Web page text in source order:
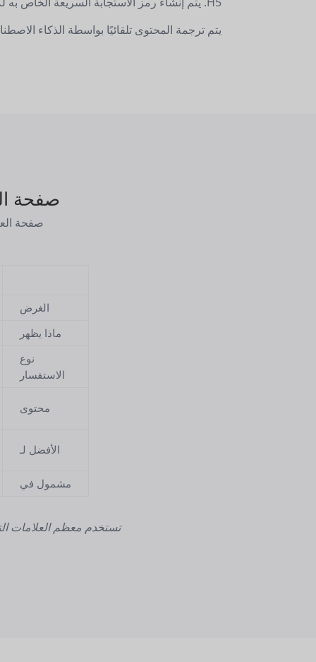
يتم ترجمة المحتوى تلقائيًا بواسطة الذكاء
صفحة
صفحة
الغرض
ماذا يظهر
نوع
الاستفسار
محتوى
الأفضل لـ
مشمول في
تستخدم معظم العلامات